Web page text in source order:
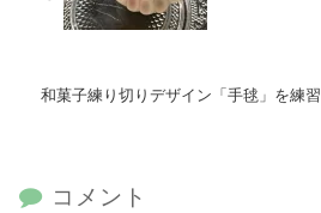
和菓子練り切りデザイン「手毬」を練習
コメント